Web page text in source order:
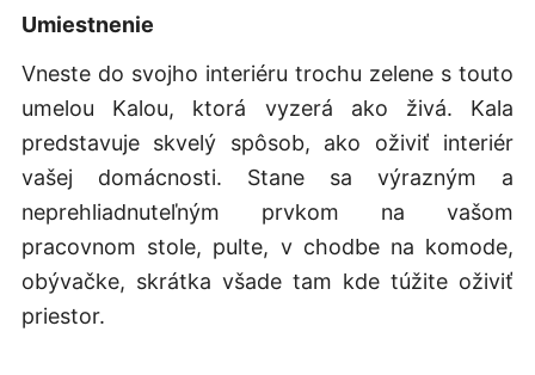
Umiestnenie
Vneste do svojho interiéru trochu zelene s touto
umelou Kalou, ktorá vyzerá ako živá. Kala
predstavuje skvelý spôsob, ako oživiť interiér
vašej domácnosti. Stane sa výrazným a
neprehliadnuteľným prvkom na vašom
pracovnom stole, pulte, v chodbe na komode,
obývačke, skrátka všade tam kde túžite oživiť
priestor.